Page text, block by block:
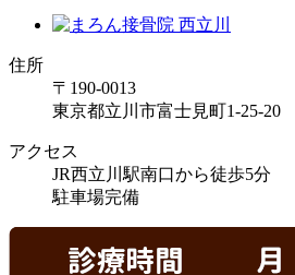
住所
〒190-0013
東京都立川市富士見町1-25-20
アクセス
JR西立川駅南口から徒歩5分
駐車場完備